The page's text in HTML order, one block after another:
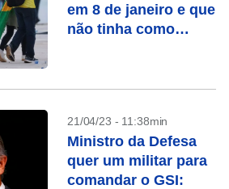
em 8 de janeiro e que
não tinha como
Planalto
21/04/23 - 11:38min
Ministro da Defesa
quer um militar para
comandar o GSI: